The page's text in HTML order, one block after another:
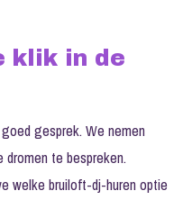
klik in de
gesprek. We nemen
dromen te bespreken.
welkebruiloft-dj-hurenoptie